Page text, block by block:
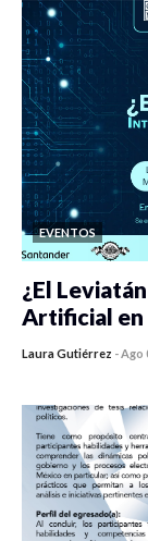
EVENTOS
¿El
Artificial en
Laura Gutiérrez - Ago